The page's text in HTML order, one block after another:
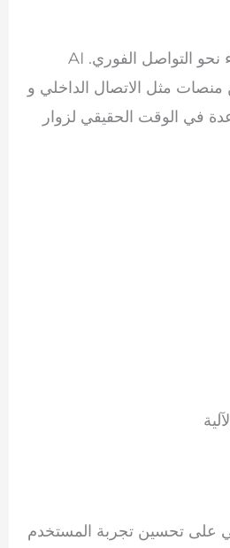
تحولت مشاركة العملاء نحو التواصل الفوري. AI
الاتصال الداخلي و
في الوقت الحقيقي لزوار
على تحسين تجربة المستخدم